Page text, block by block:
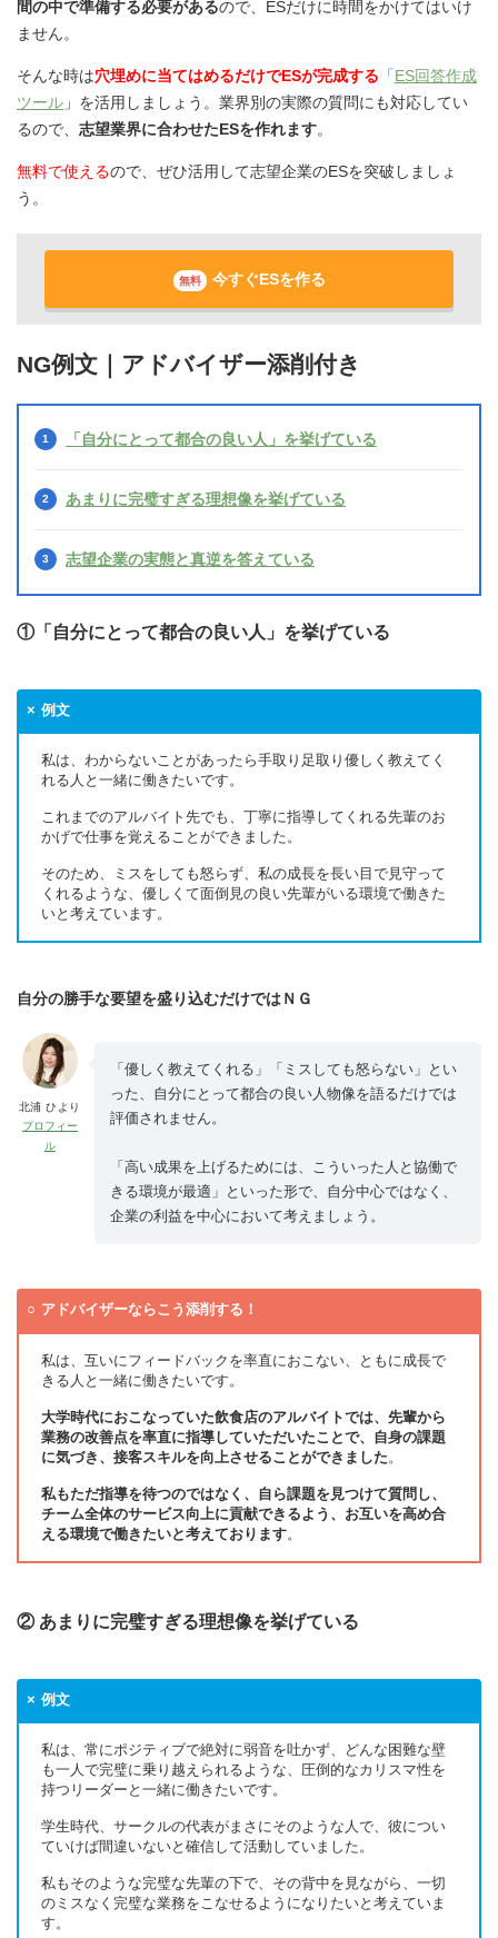
間の中で準備する必要があるので、ESだけに時間をかけてはいけ
ません。
そんな時は穴埋めに当てはめるだけでESが完成する 「ES回答作成
ツール 」を活用しましょう。業界別の実際の質問にも対応してい
るので、 志望業界に合わせたESを作れます。
無料で使えるので、ぜひ活用して志望企業のESを突破しましょ
う。
無料 今すぐESを作る
NG例文｜アドバイザー添削付き
「自分にとって都合の良い人」を挙げている
あまりに完璧すぎる理想像を挙げている
志望企業の実態と真逆を答えている
①「自分にとって都合の良い人」を挙げている
例文
私は、わからないことがあったら手取り足取り優しく教えてく
れる人と一緒に働きたいです。
これまでのアルバイト先でも、丁寧に指導してくれる先輩のお
かげで仕事を覚えることができました。
そのため、ミスをしても怒らず、私の成長を長い目で見守って
くれるような、優しくて面倒見の良い先輩がいる環境で働きた
いと考えています。
自分の勝手な要望を盛り込むだけではＮＧ
北浦 ひより
プロフィー
ル
「優しく教えてくれる」「ミスしても怒らない」とい
った、自分にとって都合の良い人物像を語るだけでは
評価されません。
「高い成果を上げるためには、こういった人と協働で
きる環境が最適」といった形で、自分中心ではなく、
企業の利益を中心において考えましょう。
アドバイザーならこう添削する！
私は、互いにフィードバックを率直におこない、ともに成長で
きる人と一緒に働きたいです。
大学時代におこなっていた飲食店のアルバイトでは、先輩から
業務の改善点を率直に指導していただいたことで、自身の課題
に気づき、接客スキルを向上させることができました 。
私もただ指導を待つのではなく、自ら課題を見つけて質問し、
チーム全体のサービス向上に貢献できるよう、お互いを高め合
える環境で働きたいと考えております。
② あまりに完璧すぎる理想像を挙げている
例文
私は、常にポジティブで絶対に弱音を吐かず、どんな困難な壁
も一人で完璧に乗り越えられるような、圧倒的なカリスマ性を
持つリーダーと一緒に働きたいです。
学生時代、サークルの代表がまさにそのような人で、彼につい
ていけば間違いないと確信して活動していました。
私もそのような完璧な先輩の下で、その背中を見ながら、一切
のミスなく完璧な業務をこなせるようになりたいと考えていま
す。